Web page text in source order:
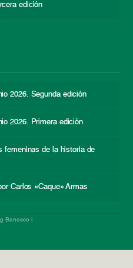
edición
2026. Segunda edición
2026. Primera edición
femeninas de la historia de
Carlos «Caque» Armas
Banesco |